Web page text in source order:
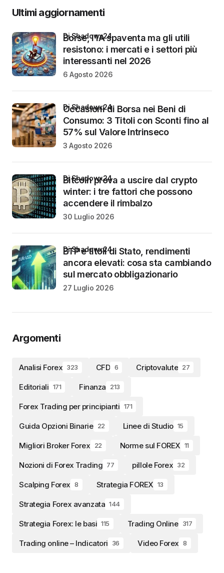
Ultimi aggiornamenti
Borse, l’IA spaventa ma gli utili
resistono: i mercati e i settori più
interessanti nel 2026
di Shadowx24
6 Agosto 2026
Occasioni di Borsa nei Beni di
Consumo: 3 Titoli con Sconti fino al
57% sul Valore Intrinseco
di Shadowx24
3 Agosto 2026
Bitcoin prova a uscire dal crypto
winter: i tre fattori che possono
accendere il rimbalzo
di Shadowx24
30 Luglio 2026
BTP e titoli di Stato, rendimenti
ancora elevati: cosa sta cambiando
sul mercato obbligazionario
di Shadowx24
27 Luglio 2026
Argomenti
Analisi Forex 323 CFD 6 Criptovalute 27
Editoriali 171 Finanza 213
Forex Trading per principianti 171
Guida Opzioni Binarie 22 Linee di Studio 15
Migliori Broker Forex 22 Norme sul FOREX 11
Nozioni di Forex Trading 77 pillole Forex 32
Scalping Forex 8 Strategia FOREX 13
Strategia Forex avanzata 144
Strategia Forex: le basi 115 Trading Online 317
Trading online – Indicatori 36 Video Forex 8